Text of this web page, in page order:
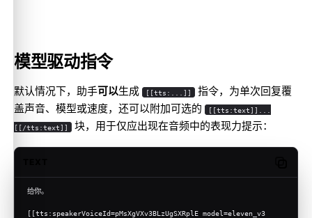
模型驱动指令
默认情况下，助手可以生成 [[tts:...]] 指令，为单次回复覆
盖声音、模型或速度，还可以附加可选的
[[tts:text]]...
[[/tts:text]] 块，用于仅应出现在音频中的表现力提示：
给你。
[[tts:speakerVoiceId=pMsXgVXv3BLzUgSXRplE model=eleven_v3